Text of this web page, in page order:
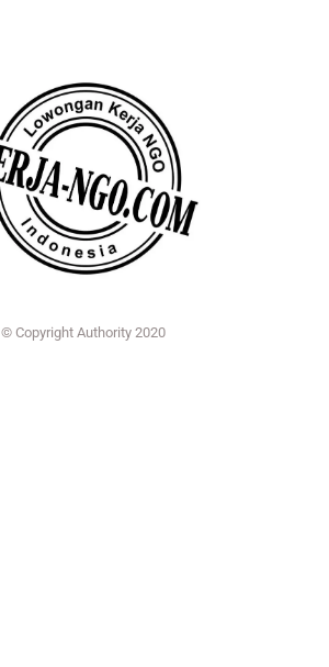
© Copyright Authority 2020